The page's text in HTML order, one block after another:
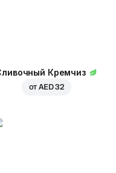
Кремчиз
отAED 32